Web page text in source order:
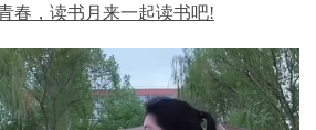
春，读书月来一起读书吧!